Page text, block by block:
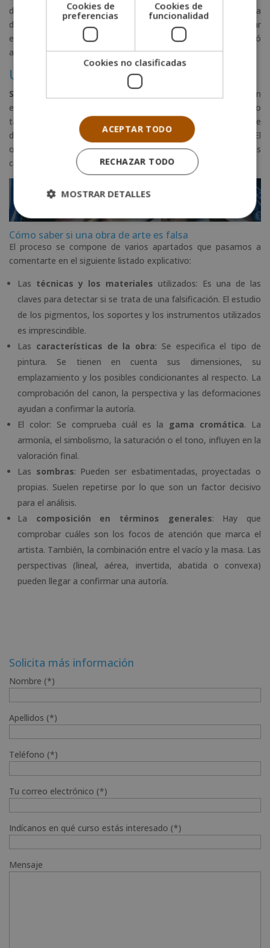
dependerá de su personalidad y de los cuidados que le haya
dado a la obra. Los expertos determinan el precio tras realizar
el pertinente estudio sobre la vida de quien la adquirió
anteriormente.
Un conjunto de factores
Su estado o su valor histórico
son cuestiones que aumentan
el valor. Que proceda del mercado primario o secundario
también. La posible valoración técnica y la búsqueda de
documentos acreditativos suelen encarecer el precio. El
objetivo no es otro que el de equilibrar los aspectos
comentados.
Cómo saber si una obra de arte es falsa
El proceso se compone de varios apartados que pasamos a
comentarte en el siguiente listado explicativo:
Las técnicas y los materiales utilizados: Es una de las
claves para detectar si se trata de una falsificación. El estudio
de los pigmentos, los soportes y los instrumentos utilizados
es imprescindible.
Las características de la obra: Se especifica el tipo de
pintura. Se tienen en cuenta sus dimensiones, su
emplazamiento y los posibles condicionantes al respecto. La
comprobación del canon, la perspectiva y las deformaciones
ayudan a confirmar la autoría.
El color: Se comprueba cuál es la gama cromática. La
armonía, el simbolismo, la saturación o el tono, influyen en la
valoración final.
Las sombras: Pueden ser esbatimentadas, proyectadas o
propias. Suelen repetirse por lo que son un factor decisivo
para el análisis.
La composición en términos generales: Hay que
comprobar cuáles son los focos de atención que marca el
artista. También, la combinación entre el vacío y la masa. Las
perspectivas (lineal, aérea, invertida, abatida o convexa)
pueden llegar a confirmar una autoría.
Solicita más información
Nombre (*)
Apellidos (*)
Teléfono (*)
Tu correo electrónico (*)
Indícanos en qué curso estás interesado (*)
Mensaje
Cookies de
preferencias
Cookies de
funcionalidad
Cookies no clasificadas
ACEPTAR TODO
RECHAZAR TODO
MOSTRAR DETALLES